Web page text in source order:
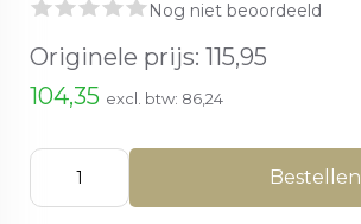
Nog niet beoordeeld
Originele prijs: 115,95
104,35 excl. btw: 86,24
Bestellen